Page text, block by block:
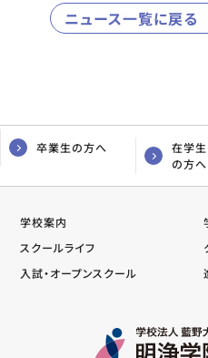
ニュース一覧に戻る
卒業生の方へ
在学
の方へ
学校案内
スクールライフ
入試・オープンスクール